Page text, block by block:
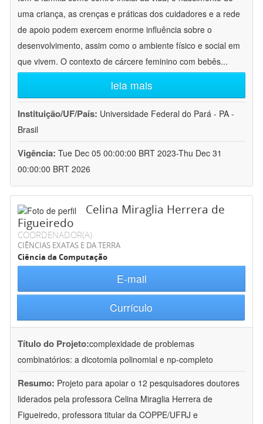
uma criança, as crenças e práticas dos cuidadores e a rede
de apoio podem exercem enorme influência sobre o
desenvolvimento, assim como o ambiente físico e social em
que vivem. O contexto de cárcere feminino com bebês...
leia mais
Instituição/UF/País: Universidade Federal do Pará - PA -
Brasil
Vigência: Tue Dec 05 00:00:00 BRT 2023-Thu Dec 31
00:00:00 BRT 2026
Celina Miraglia Herrera de
Figueiredo
COORDENADOR(A)
CIÊNCIAS EXATAS E DA TERRA
Ciência da Computação
E-mail
Currículo
Título do Projeto:complexidade de problemas
combinatórios: a dicotomia polinomial e np-completo
Resumo: Projeto para apoiar o 12 pesquisadores doutores
liderados pela professora Celina Miraglia Herrera de
Figueiredo, professora titular da COPPE/UFRJ e